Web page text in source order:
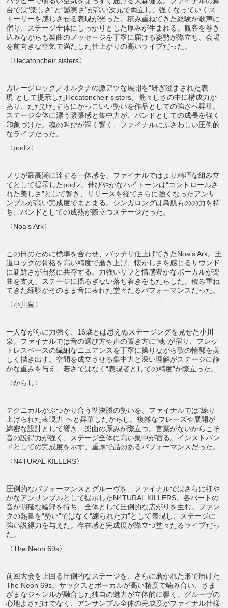
台では“楽しさ”と“誠実さ”が高い次元で両立し、強くなっていくス
トーリーを感じさせる表現が光った。積み重ねてきた経験が歌声に
宿り、ステージ全体にしっかりとした厚みが生まれる。観客を巻き
込みながらも楽曲のメッセージを丁寧に届ける姿勢が際立ち、会場
を前向きな空気で満たした仕上がりの高いライブだった。
〈Hecatoncheir sisters〉
ガレージロック／オルタナの激アツな展開を“研ぎ澄まされた表
現”として提示したHecatoncheir sisters。荒々しさの中に構成力が
あり、ただひたすらにかっこいい勢いを作品としての強さへ昇華。
ステージ全体に漂う緊張感と集中力が、バンドとしての成長を強く
印象づけた。魂の叫びが深く響く、ファイナルにふさわしい圧倒的
なライブだった。
〈pod’z〉
ノリが最高潮に達する一体感を、ファイナルではより精巧な組み立
てとして提示したpod’z。伸びやかなハイトーンは“コントロールさ
れた美しさ”として響き、リリースを経てさらに強くなったアンサ
ンブルが高い完成度でまとまる。シンガロングは鳥肌ものの力を持
ち、バンドとしての成熟が際立つステージだった。
〈Noa’s Ark〉
この日のために標準を合わせ、バッチリ仕上げてきたNoa’s Ark。王
道ロックの骨格を高い精度で磨き上げ、懐かしさを感じるサウンド
に新鮮さが自然に共存する。力強いリフと情感豊かなボーカルが楽
曲を支え、ステージに揺るぎない落ち着きをもたらした。積み重ね
てきた経験がそのまま音に表れた堂々たるパフォーマンスだった。
〈小川泉〉
一人ながらに力強く、16歳とは思えぬステージングを見せた小川
泉。ファイナルでは音の選び方や声の置き方に“魂”が宿り、フレッ
トレスベースの繊細なニュアンスを丁寧に操りながら歌の輪郭を美
しく描き出す。空間を成立させる集中力と深い理解がステージに静
かな重みを与え、若さではなく“表現者としての精度”が際立った。
〈からし〉
テクニカルがぶつかり合う準決勝の勢いを、ファイナルでは“練り
上げられた表現力”へと昇華したからし。複雑なフレーズや展開が
綿密な設計として響き、楽曲の厚みが際立つ。言葉がないからこそ
音の説得力が強く、ステージ全体に高い集中が宿る。インストバン
ドとしての完成度を示す、重厚で品のあるパフォーマンスだった。
〈N4TURAL KILLERS〉
圧倒的なパフォーマンスとグルーヴを、ファイナルではさらに細や
かなアンサンブルとして提示したN4TURAL KILLERS。各パートの
音が明確な輪郭を持ち、全体として圧倒的な広がりを生む。ファン
クの熱量を“勢い”ではなく“練られた力”として表現し、ステージに
強い説得力を与えた。存在感と完成度が際立つ堂々たるライブだっ
た。
〈The Neon 69s〉
前回大会を上回る圧倒的なステージを、さらに磨かれた形で届けた
The Neon 69s。サックスとボーカルが高い精度で噛み合い、さま
ざまなジャンルが融合した独自の魅力が立体的に響く。グルーヴの
心地よさだけでなく、アンサンブル全体の完成度がファイナル仕様